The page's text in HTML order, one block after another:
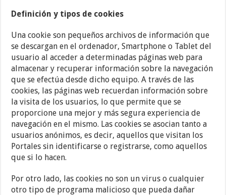
Definición y tipos de cookies
Una cookie son pequeños archivos de información que
se descargan en el ordenador, Smartphone o Tablet del
usuario al acceder a determinadas páginas web para
almacenar y recuperar información sobre la navegación
que se efectúa desde dicho equipo. A través de las
cookies, las páginas web recuerdan información sobre
la visita de los usuarios, lo que permite que se
proporcione una mejor y más segura experiencia de
navegación en el mismo. Las cookies se asocian tanto a
usuarios anónimos, es decir, aquellos que visitan los
Portales sin identificarse o registrarse, como aquellos
que si lo hacen.
Por otro lado, las cookies no son un virus o cualquier
otro tipo de programa malicioso que pueda dañar